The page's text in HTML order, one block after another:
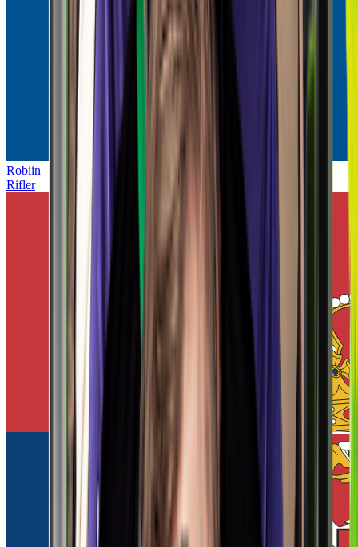
Robiin
Rifler